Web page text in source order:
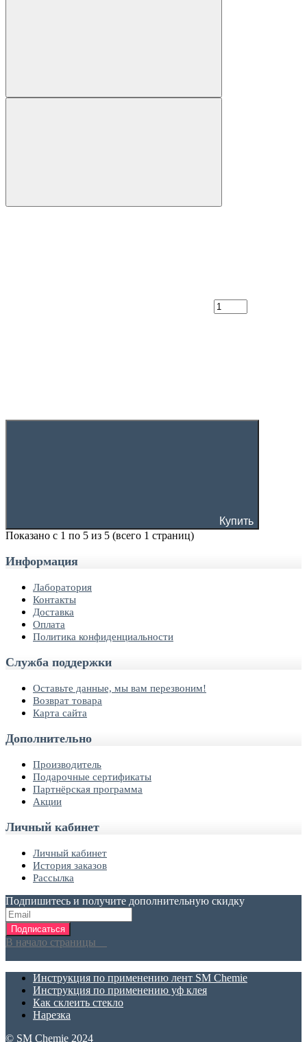
Купить
Показано с 1 по 5 из 5 (всего 1 страниц)
Информация
Лаборатория
Контакты
Доставка
Оплата
Политика конфиденциальности
Служба поддержки
Оставьте данные, мы вам перезвоним!
Возврат товара
Карта сайта
Дополнительно
Производитель
Подарочные сертификаты
Партнёрская программа
Акции
Личный кабинет
Личный кабинет
История заказов
Рассылка
Подпишитесь и получите дополнительную скидку
Подписаться
В начало страницы
Инструкция по применению лент SM Chemie
Инструкция по применению уф клея
Как склеить стекло
Нарезка
© SM Chemie 2024